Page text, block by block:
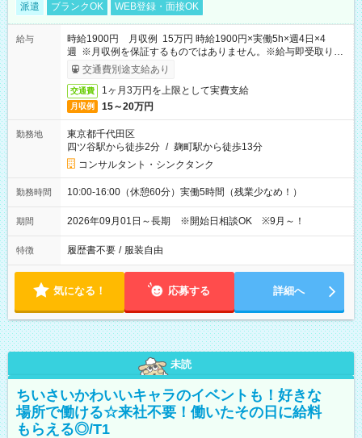
派遣 ブランクOK WEB登録・面接OK
給与
時給1900円 月収例 15万円 時給1900円×実働5h×週4日×4
週 ※月収例を保証するものではありません。※給与即受取りサ
ービス利用可（利用条件有）
交通費別途支給あり
交通費 1ヶ月3万円を上限として実費支給
月収例 15～20万円
勤務地
東京都千代田区
四ツ谷駅から徒歩2分 / 麹町駅から徒歩13分
コンサルタント・シンクタンク
勤務時間 10:00-16:00（休憩60分）実働5時間（残業少なめ！）
期間 2026年09月01日～長期 ※開始日相談OK ※9月～！
特徴 履歴書不要 / 服装自由
気になる！ 応募する 詳細へ
未読
ちいさいかわいいキャラのイベントも！好きな
場所で働ける☆来社不要！働いたその日に給料
もらえる◎/T1